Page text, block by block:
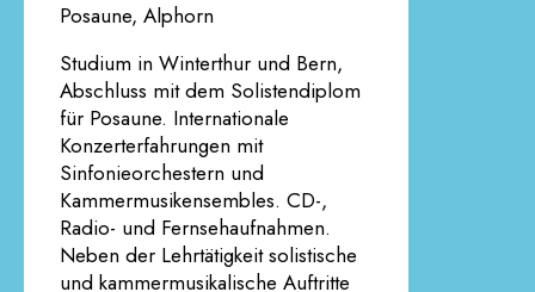
Posaune, Alphorn
Studium in Winterthur und Bern,
Abschluss mit dem Solistendiplom
für Posaune. Internationale
Konzerterfahrungen mit
Sinfonieorchestern und
Kammermusikensembles. CD-,
Radio- und Fernsehaufnahmen.
Neben der Lehrtätigkeit solistische
und kammermusikalische Auftritte